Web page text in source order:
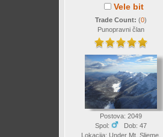
Vele bit
Trade Count: (0)
Punopravni član
Postova: 2049
Spol:
Dob: 47
Lokacija: Under Mt. Sljeme,